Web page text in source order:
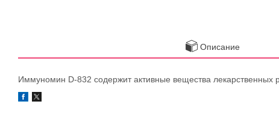
Описание
Иммуномин D-832 содержит активные вещества лекарственных